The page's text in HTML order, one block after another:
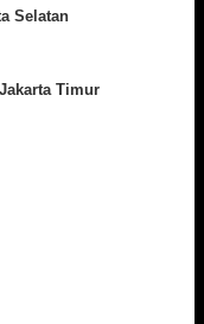
Selatan
Timur